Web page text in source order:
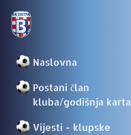
Naslovna
Postani član
kluba/godišnja karta
Vijesti - klupske